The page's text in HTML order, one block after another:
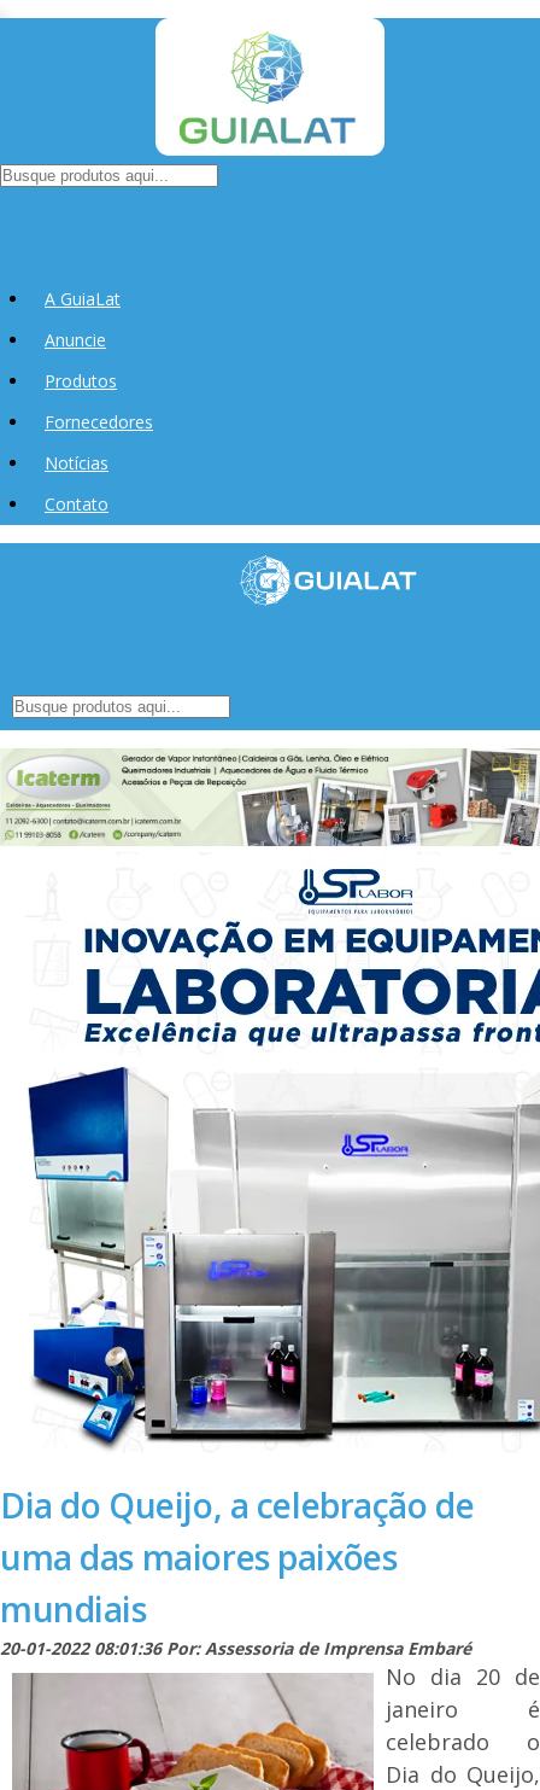
A GuiaLat
Anuncie
Produtos
Fornecedores
Notícias
Contato
Dia do Queijo, a celebração de
uma das maiores paixões
mundiais
20-01-2022 08:01:36 Por: Assessoria de Imprensa Embaré
No dia 20 de
janeiro é
celebrado o
Dia do Queijo,